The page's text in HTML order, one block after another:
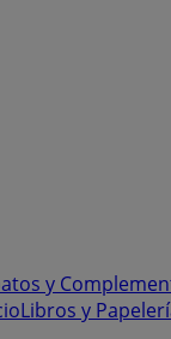
y
Libros y